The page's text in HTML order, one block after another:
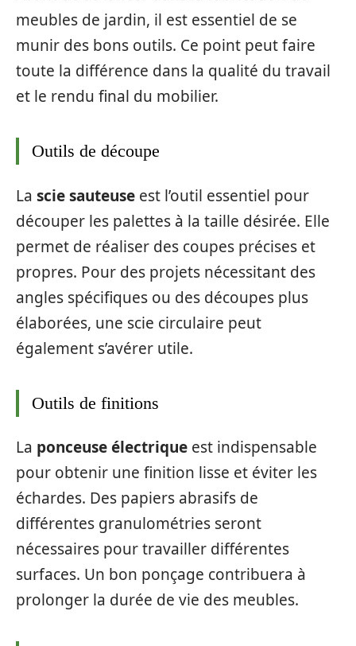
meubles de jardin, il est essentiel de se
munir des bons outils. Ce point peut faire
toute la différence dans la qualité du travail
et le rendu final du mobilier.
Outils de découpe
La scie sauteuse est l’outil essentiel pour
découper les palettes à la taille désirée. Elle
permet de réaliser des coupes précises et
propres. Pour des projets nécessitant des
angles spécifiques ou des découpes plus
élaborées, une scie circulaire peut
également s’avérer utile.
Outils de finitions
La ponceuse électrique est indispensable
pour obtenir une finition lisse et éviter les
échardes. Des papiers abrasifs de
différentes granulométries seront
nécessaires pour travailler différentes
surfaces. Un bon ponçage contribuera à
prolonger la durée de vie des meubles.